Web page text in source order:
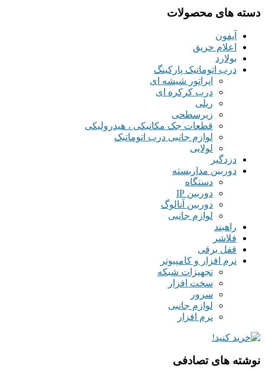
دسته های محصولات
آیفون
اعلام حریق
بولارد
درب اتوماتیک پارکینگ
اپراتور شیشه ای
درب کرکره ای
ریلی
زیرسطحی
قطعات جک مکانیکی ، هیدرولیکی
لوازم جانبی درب اتوماتیک
لولایی
دزدگیر
دوربین مداربسته
دستگاه
دوربین IP
دوربین آنالوگ
لوازم جانبی
راهبند
فلاشر
قفل برقی
نرم افزار و کامپیوتر
تجهیزات شبکه
سخت افزار
سرور
لوازم جانبی
نرم افزار
نوشته های تصادفی